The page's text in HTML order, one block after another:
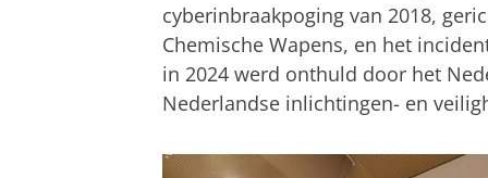
cyberinbraakpoging van 2018,
Chemische Wapens, en het
in 2024 werd onthuld door het
Nederlandse inlichtingen- en